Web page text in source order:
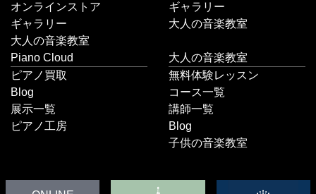
オンラインストア
ギャラリー
大人の音楽教室
ギャラリー
大人の音楽教室
Piano Cloud
ピアノ買取
Blog
展示一覧
ピアノ工房
大人の音楽教室
無料体験レッスン
コース一覧
講師一覧
Blog
子供の音楽教室